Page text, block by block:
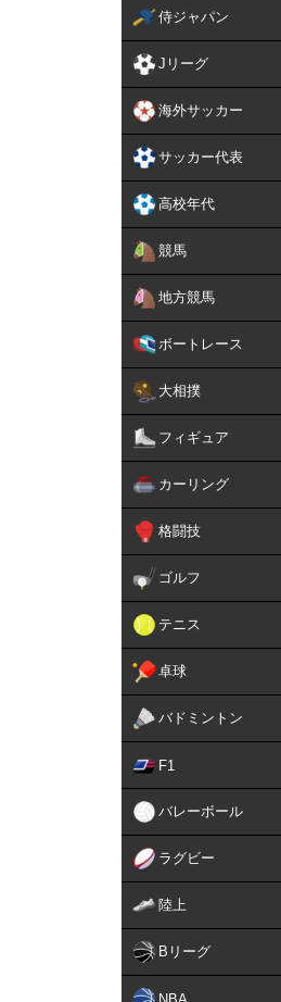
侍ジャパン
Jリーグ
海外サッカー
サッカー代表
高校年代
競馬
地方競馬
ボートレース
大相撲
フィギュア
カーリング
格闘技
ゴルフ
テニス
卓球
バドミントン
F1
バレーボール
ラグビー
陸上
Bリーグ
NBA